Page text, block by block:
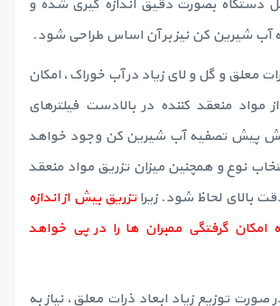
دستگاه بصورت دقیق اندازه گیری شده و
شیرین کن نیز بر آن اساس طراحی شود.
معلق و گل و لای زیاد در آب خوراک، امکان
مواد منعقد کننده در بالادست فیلترهای
پیش تصفیه آب شیرین کن وجود خواهد
نوع و همچنین میزان تزریق مواد منعقد
بالای لحاظ شود. زیراتزریق بیش از اندازه
امکان گرفتگی ممبران ها را در پی خواهد
صورت توزیع زیاد ابعاد ذرات معلق، نیاز به